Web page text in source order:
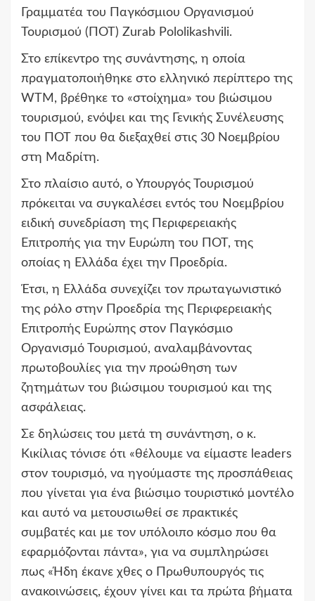
Γραμματέα του Παγκόσμιου Οργανισμού
Τουρισμού (ΠΟΤ) Zurab Pololikashvili.
Στο επίκεντρο της συνάντησης, η οποία
πραγματοποιήθηκε στο ελληνικό περίπτερο της
WTM, βρέθηκε το «στοίχημα» του βιώσιμου
τουρισμού, ενόψει και της Γενικής Συνέλευσης
του ΠΟΤ που θα διεξαχθεί στις 30 Νοεμβρίου
στη Μαδρίτη.
Στο πλαίσιο αυτό, ο Υπουργός Τουρισμού
πρόκειται να συγκαλέσει εντός του Νοεμβρίου
ειδική συνεδρίαση της Περιφερειακής
Επιτροπής για την Ευρώπη του ΠΟΤ, της
οποίας η Ελλάδα έχει την Προεδρία.
Έτσι, η Ελλάδα συνεχίζει τον πρωταγωνιστικό
της ρόλο στην Προεδρία της Περιφερειακής
Επιτροπής Ευρώπης στον Παγκόσμιο
Οργανισμό Τουρισμού, αναλαμβάνοντας
πρωτοβουλίες για την προώθηση των
ζητημάτων του βιώσιμου τουρισμού και της
ασφάλειας.
Σε δηλώσεις του μετά τη συνάντηση, ο κ.
Κικίλιας τόνισε ότι «θέλουμε να είμαστε leaders
στον τουρισμό, να ηγούμαστε της προσπάθειας
που γίνεται για ένα βιώσιμο τουριστικό μοντέλο
και αυτό να μετουσιωθεί σε πρακτικές
συμβατές και με τον υπόλοιπο κόσμο που θα
εφαρμόζονται πάντα», για να συμπληρώσει
πως «Ήδη έκανε χθες ο Πρωθυπουργός τις
ανακοινώσεις, έχουν γίνει και τα πρώτα βήματα